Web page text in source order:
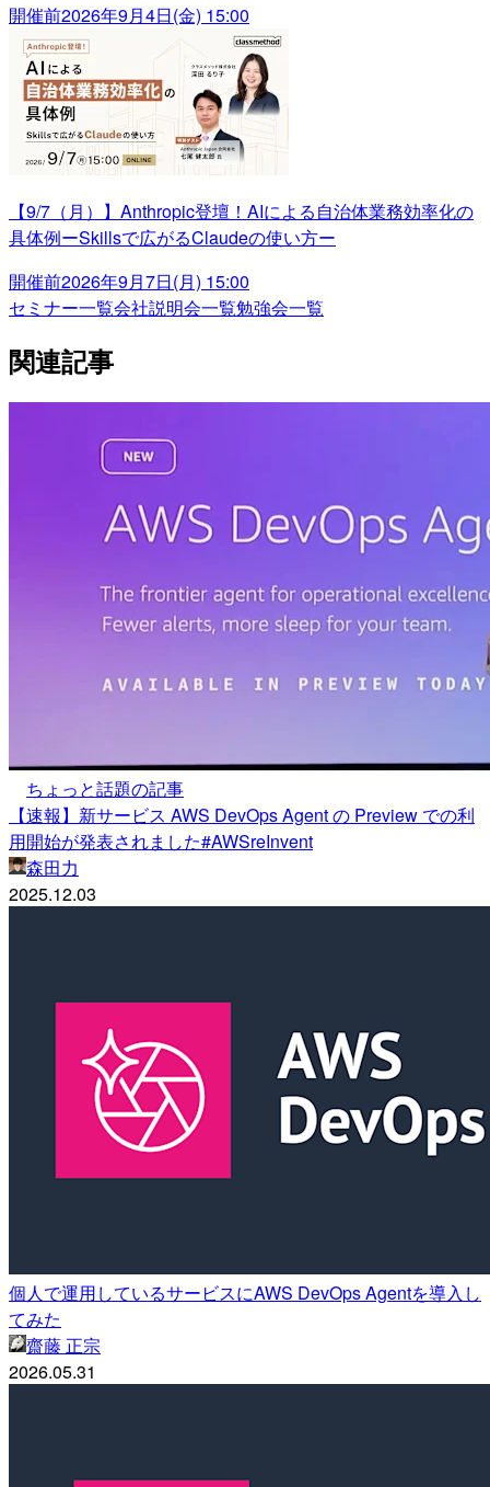
開催前2026年9月4日(金) 15:00
【9/7（月）】Anthropic登壇！AIによる自治体業務効率化の
具体例ーSkillsで広がるClaudeの使い方ー
開催前2026年9月7日(月) 15:00
セミナー一覧会社説明会一覧勉強会一覧
関連記事
ちょっと話題の記事
【速報】新サービス AWS DevOps Agent の Preview での利
用開始が発表されました#AWSreInvent
森田力
2025.12.03
個人で運用しているサービスにAWS DevOps Agentを導入し
てみた
齋藤 正宗
2026.05.31